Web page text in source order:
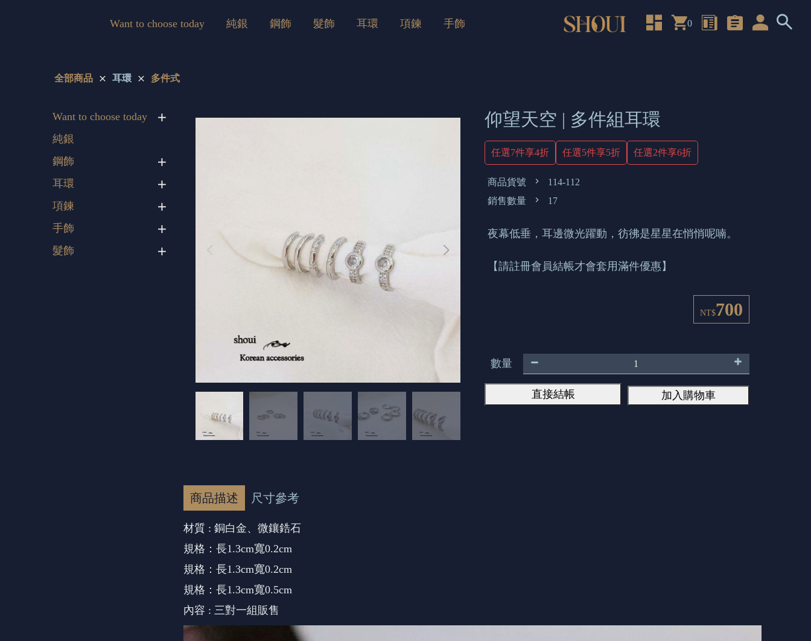
Want to choose today 純銀 鋼飾 髮飾 耳環 項鍊 手飾 0
全部商品 耳環 多件式
Want to choose today
純銀
鋼飾
耳環
項鍊
手飾
髮飾
仰望天空 | 多件組耳環
任選7件享4折 任選5件享5折 任選2件享6折
商品貨號
114-112
銷售數量
17
夜幕低垂，耳邊微光躍動，彷彿是星星在悄悄呢喃。
【請註冊會員結帳才會套用滿件優惠】
NT$700
數量
直接結帳 加入購物車
商品描述 尺寸參考
材質 : 銅白金、微鑲鋯石
規格：長1.3cm寬0.2cm
規格：長1.3cm寬0.2cm
規格：長1.3cm寬0.5cm
內容 : 三對一組販售